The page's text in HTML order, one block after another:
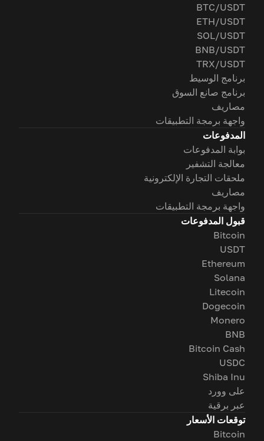
BTC/USDT
ETH/USDT
SOL/USDT
BNB/USDT
TRX/USDT
برنامج الوسيط
برنامج صانع السوق
مصاريف
واجهة برمجة التطبيقات
المدفوعات
بوابة المدفوعات
معالجة التشفير
ملحقات التجارة الإلكترونية
مصاريف
واجهة برمجة التطبيقات
قبول المدفوعات
Bitcoin
USDT
Ethereum
Solana
Litecoin
Dogecoin
Monero
BNB
Bitcoin Cash
USDC
Shiba Inu
على وورد
عبر برقية
توقعات الأسعار
Bitcoin